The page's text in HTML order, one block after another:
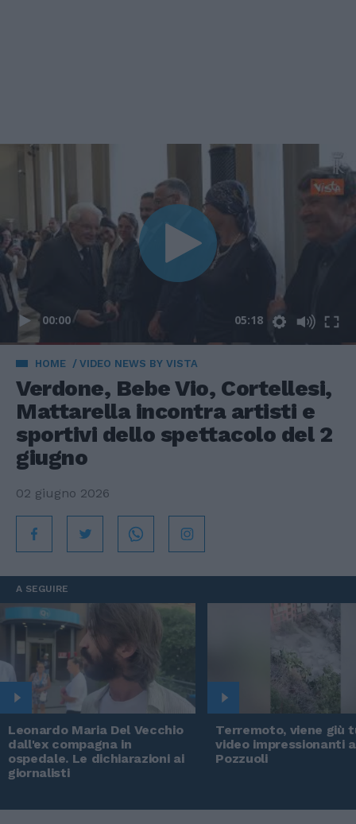
00:00 05:18
HOME VIDEO NEWS BY VISTA
Verdone, Bebe Vio, Cortellesi,
Mattarella incontra artisti e
sportivi dello spettacolo del 2
giugno
02 giugno 2026
A SEGUIRE
Leonardo Maria Del Vecchio
dall'ex compagna in
ospedale. Le dichiarazioni ai
giornalisti
Terremoto, viene giù
video impressionanti a
Pozzuoli